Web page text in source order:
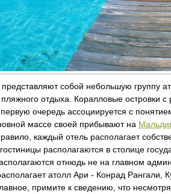
представляют собой небольшую группу
отдыха. Коралловые островки
первую очередь ассоциируется с
массе своей прибывают на
каждый отель располагает
располагаются в столице
отнюдь не на главном
атолл Ари - Конрад Рангали,
примите к сведению, что